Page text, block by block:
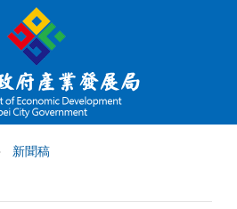
新聞稿